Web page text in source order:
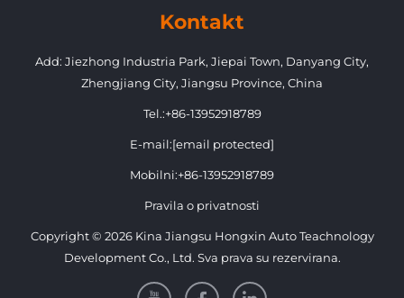
Kontakt
Add: Jiezhong Industria Park, Jiepai Town, Danyang City,
Zhengjiang City, Jiangsu Province, China
Tel.:+86-13952918789
E-mail:[email protected]
Mobilni:+86-13952918789
Pravila o privatnosti
Copyright © 2026 Kina Jiangsu Hongxin Auto Teachnology
Development Co., Ltd. Sva prava su rezervirana.